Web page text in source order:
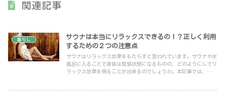
関連記事
暮らし
サウナは本当にリラックスできるの！？正しく利用
するための２つの注意点
サウナはリラックス効果をもたらすと言われています。サウナや水
風呂に入ることで身体は緊張状態になるものの、どのようにしてリ
ラックス効果を得ることが出来るのでしょうか。本記事では、サウ